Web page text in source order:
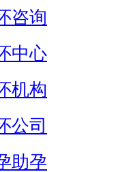
咨询
中心
机构
公司
助孕